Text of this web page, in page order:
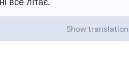
Show translation